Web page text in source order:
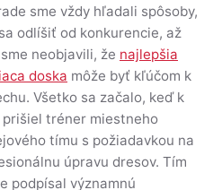
sme vždy hľadali spôsoby,
odlíšiť od konkurencie, až
neobjavili, že najlepšia
doska môže byť kľúčom k
Všetko sa začalo, keď k
prišiel tréner miestneho
tímu s požiadavkou na
úpravu dresov. Tím
podpísal významnú